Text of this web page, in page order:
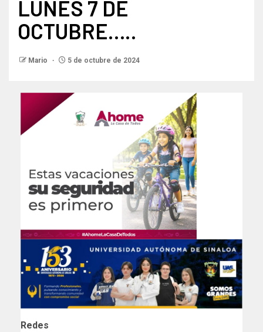
LUNES 7 DE
OCTUBRE…..
Mario 5 de octubre de 2024
Redes